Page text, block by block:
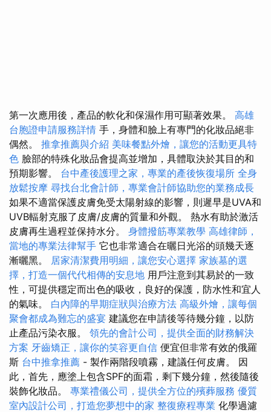
第一次應用後，產品的軟化和保濕作用可顯著效果。 高雄
台胞證申請服務詳情 手，身體和臉上有專門的化妝品絕非
偶然。 推拿推薦與介紹 美味餐點外燴，讓您的活動更具特
色 臉部的特殊化妝品會提高並增加，具體取決於其目的和
預期影響。 台中產後護理之家，專業的產後恢復場所 全身
放鬆按摩 尋找台北會計師，專業會計師協助您的業務成長
如果不適當保護皮膚免受太陽射線的影響，則遲早是UVA和
UVB輻射克服了皮膚/皮膚的質量和外觀。 熱水有助於激活
皮膚再生過程並保持水分。 身體撥筋專業教學 高雄律師，
當地的專業法律幫手 它也非常適合在曬日光浴的頭幾天逐
漸曬黑。 居家清潔費用明細，讓您安心選擇 家族墓的選
擇，打造一個代代相傳的安息地 用戶注意到其易於的一致
性，可提供穩定而出色的吸收，良好的保護，防水性和宜人
的氣味。 白內障的早期症狀與治療方法 高級外燴，讓每個
聚會都成為難忘的盛宴 建議您在申請後等待幾分鐘，以防
止產品污染衣服。 領先的會計公司，提供全面的財務解決
方案 牙齒矯正，讓你的笑容更自信 便宜但非常有效的俄羅
斯 台中推拿推薦 - 製作兩階段噴霧，建議任何皮膚。 因
此，首先，應塗上包含SPF的面霜，剩下幾分鐘，然後隨後
裝飾化妝品。 專業禮儀公司，提供全方位的殯葬服務 優質
室內設計公司，打造您夢想中的家 整復療程專業 化學過濾